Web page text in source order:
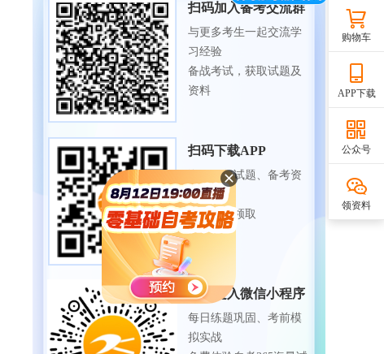
扫码加入备考交流群
与更多考生一起交流学
习经验
备战考试，获取试题及
资料
扫码下载APP
海量历年试题、备考资
料
免费下载领取
扫码进入微信小程序
每日练题巩固、考前模
拟实战
购物车
APP下载
公众号
领资料